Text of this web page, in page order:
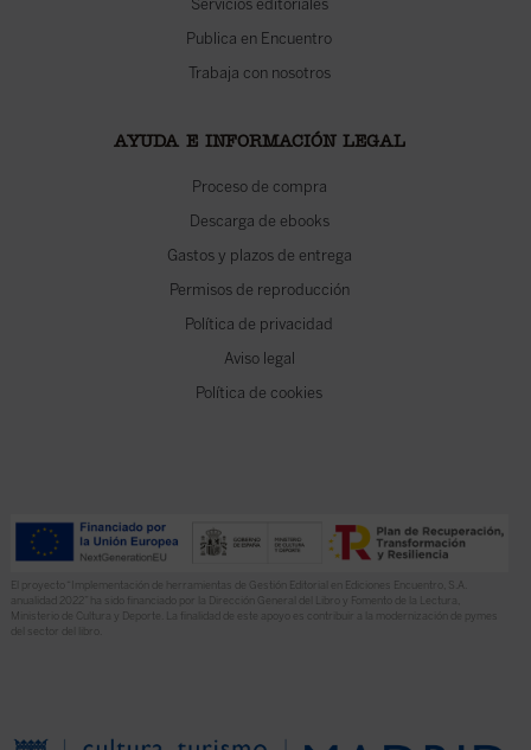
Servicios editoriales
Publica en Encuentro
Trabaja con nosotros
AYUDA E INFORMACIÓN LEGAL
Proceso de compra
Descarga de ebooks
Gastos y plazos de entrega
Permisos de reproducción
Política de privacidad
Aviso legal
Política de cookies
El proyecto “Implementación de herramientas de Gestión Editorial en Ediciones Encuentro, S.A.
anualidad 2022” ha sido financiado por la Dirección General del Libro y Fomento de la Lectura,
Ministerio de Cultura y Deporte. La finalidad de este apoyo es contribuir a la modernización de pymes
del sector del libro.